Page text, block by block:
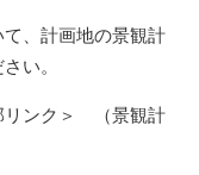
、計画地の景観計
い。
リンク＞
（景観計